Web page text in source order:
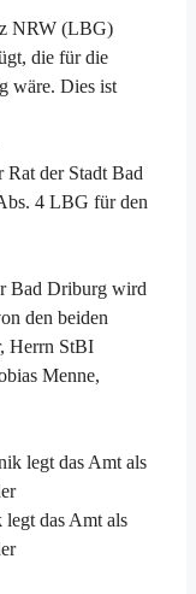
NRW (LBG)
die für die
wäre. Dies ist
der Stadt Bad
4 LBG für den
Bad Driburg wird
den beiden
Herrn StBI
Menne,
legt das Amt als